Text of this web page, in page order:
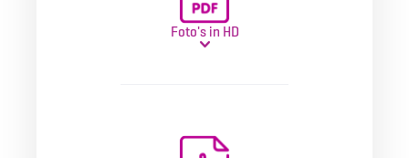
Foto's in HD